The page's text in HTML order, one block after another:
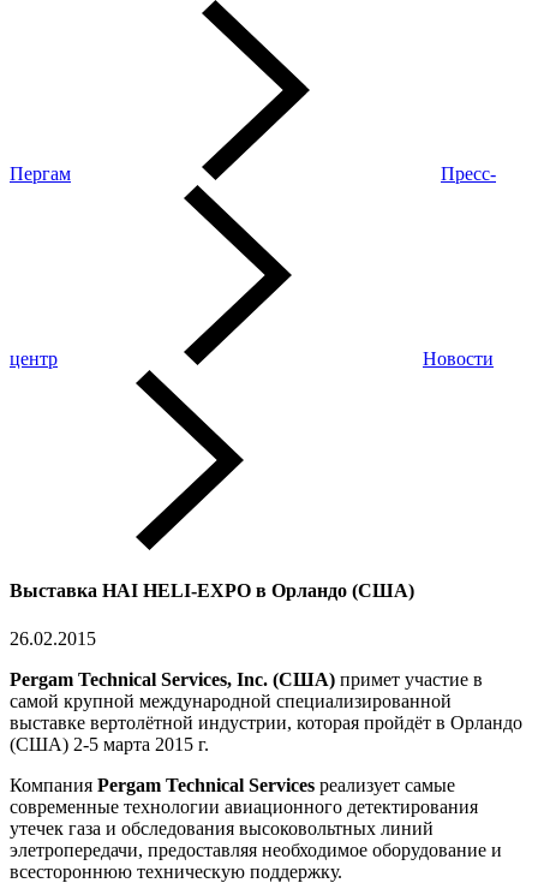
Пергам Пресс-
центр Новости
Выставка HAI HELI-EXPO в Орландо (США)
26.02.2015
Pergam Technical Services, Inc. (США) примет участие в
самой крупной международной специализированной
выставке вертолётной индустрии, которая пройдёт в Орландо
(США) 2-5 марта 2015 г.
Компания Pergam Technical Services реализует самые
современные технологии авиационного детектирования
утечек газа и обследования высоковольтных линий
элетропередачи, предоставляя необходимое оборудование и
всестороннюю техническую поддержку.